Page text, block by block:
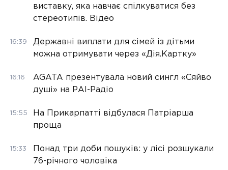
виставку, яка навчає спілкуватися без
стереотипів. Відео
16:39
Державні виплати для сімей із дітьми
можна отримувати через «Дія.Картку»
16:16
AGATA презентувала новий сингл «Сяйво
душі» на РАІ-Радіо
15:55
На Прикарпатті відбулася Патріарша
проща
15:33
Понад три доби пошуків: у лісі розшукали
76-річного чоловіка